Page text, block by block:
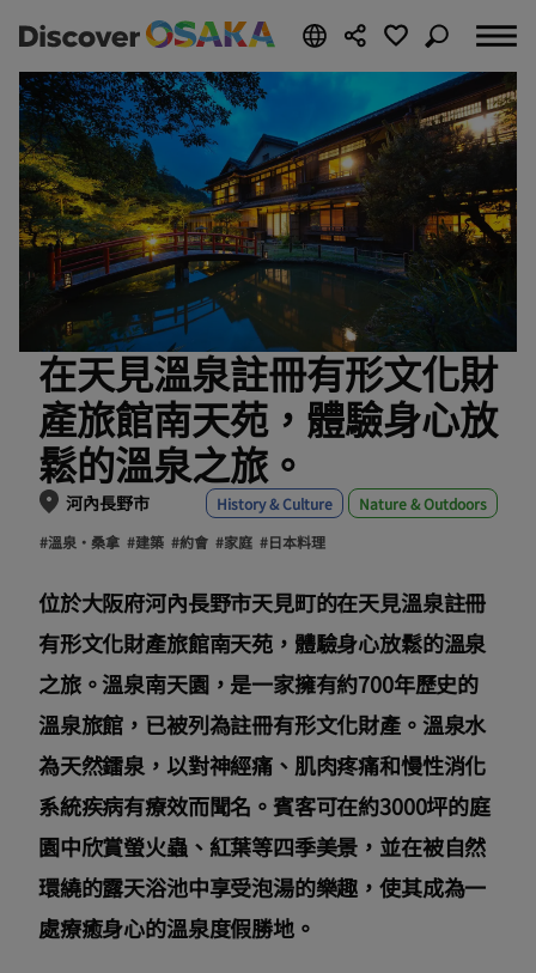
在天見溫泉註冊有形文化財
產旅館南天苑，體驗身心放
鬆的溫泉之旅。
河內長野市 History & Culture
Nature & Outdoors
#溫泉・桑拿 #建築 #約會 #家庭 #日本料理
位於大阪府河內長野市天見町的在天見溫泉註冊
有形文化財產旅館南天苑，體驗身心放鬆的溫泉
之旅。溫泉南天園，是一家擁有約700年歷史的
溫泉旅館，已被列為註冊有形文化財產。溫泉水
為天然鐳泉，以對神經痛、肌肉疼痛和慢性消化
系統疾病有療效而聞名。賓客可在約3000坪的庭
園中欣賞螢火蟲、紅葉等四季美景，並在被自然
環繞的露天浴池中享受泡湯的樂趣，使其成為一
處療癒身心的溫泉度假勝地。